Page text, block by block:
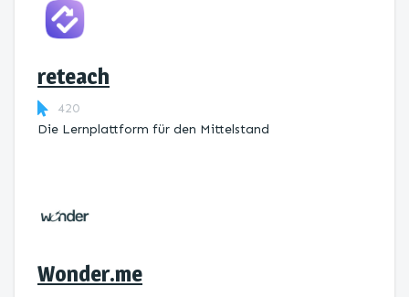
reteach
420
Die Lernplattform ​für den Mittelstand
Wonder.me